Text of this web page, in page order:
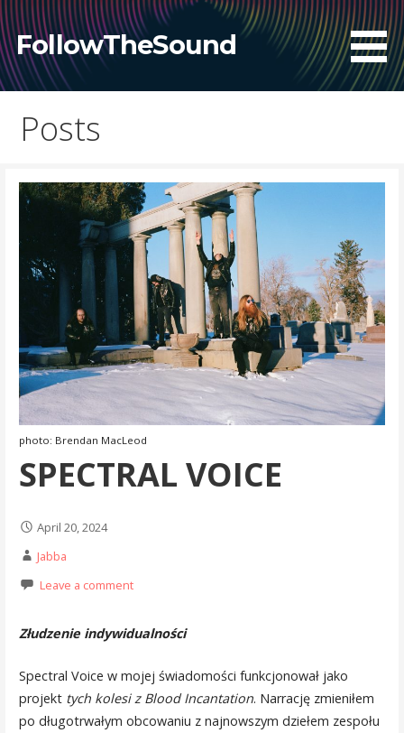
Skip
to
content
FollowTheSound
Posts
photo: Brendan MacLeod
SPECTRAL VOICE
April 20, 2024
Jabba
Leave a comment
Złudzenie indywidualności
Spectral Voice w mojej świadomości funkcjonował jako
projekt tych kolesi z Blood Incantation. Narrację zmieniłem
po długotrwałym obcowaniu z najnowszym dziełem zespołu